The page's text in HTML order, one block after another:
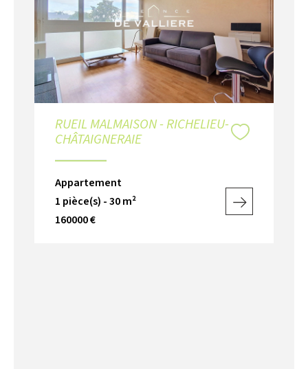
RUEIL MALMAISON - RICHELIEU-
CHÂTAIGNERAIE
Appartement
1 pièce(s) - 30 m²
160000 €